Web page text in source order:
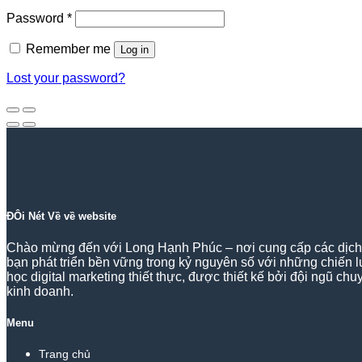
Password *Required
Remember me Log in
Lost your password?
ĐÔi Nét Về về website
Chào mừng đến với Long Hạnh Phúc – nơi cung cấp các
bạn phát triển bền vững trong kỷ nguyên số với những
học digital marketing thiết thực, được thiết kế bởi đội ngũ
kinh doanh.
Menu
Trang chủ